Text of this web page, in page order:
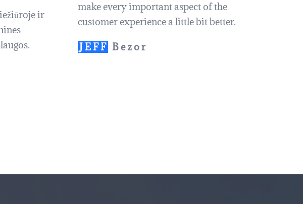
ir
make every important aspect of the
customer experience a little bit better.
JEFF Bezor